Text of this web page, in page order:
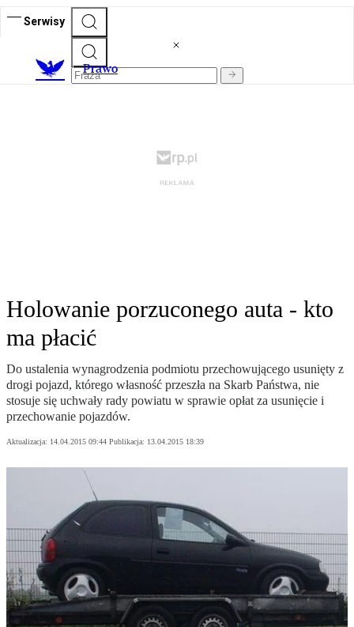
Serwisy
Prawo
Holowanie porzuconego auta - kto
ma płacić
Do ustalenia wynagrodzenia podmiotu przechowującego usunięty z
drogi pojazd, którego własność przeszła na Skarb Państwa, nie
stosuje się uchwały rady powiatu w sprawie opłat za usunięcie i
przechowanie pojazdów.
Aktualizacja: 14.04.2015 09:44 Publikacja: 13.04.2015 18:39